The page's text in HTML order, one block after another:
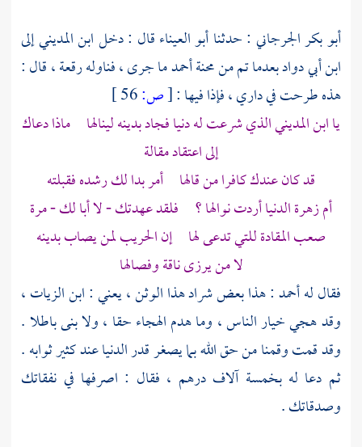
أبو بكر الجرجاني : حدثناأبو العيناءقال : دخلابن المدينيإلى
ابنأبي دوادبعدما تم من محنةأحمدما جرى ، فناوله رقعة ، قال :
هذه طرحت في داري ، فإذا فيها :[ص:
ياابن المدينيالذي شرعت له دنيا فجاد بدينه لينالها ماذا دعاك
إلى اعتقاد مقالة
قد كان عندك كافرا من قالها أمر بدا لك رشده فقبلته
أم زهرة الدنيا أردت نوالها ؟ فلقد عهدتك - لا أبا لك - مرة
صعب المقادة للتي تدعى لها إن الحريب لمن يصاب بدينه
لا من يرزى ناقة وفصالها
فقال له أحمد : هذا بعض شراد هذا الوثن ، يعني :ابن الزيات،
وقد هجي خيار الناس ، وما هدم الهجاء حقا ، ولا بنى باطلا .
وقد قمت وقمنا من حق الله بما يصغر قدر الدنيا عند كثير ثوابه .
ثم دعا له بخمسة آلاف درهم ، فقال : اصرفها في نفقاتك
وصدقاتك .